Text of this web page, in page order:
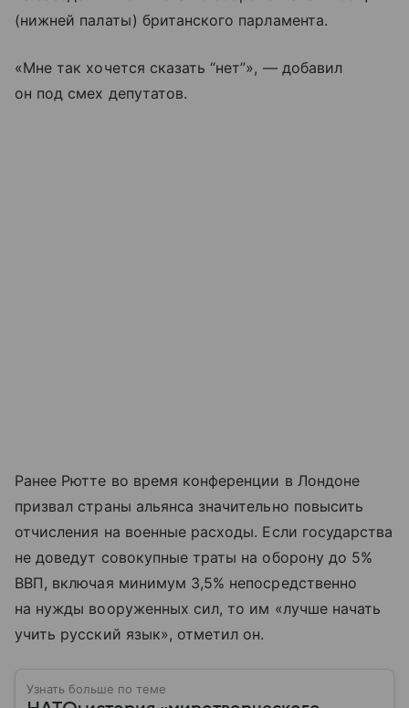
(нижней палаты) британского парламента.
«Мне так хочется сказать “нет”», — добавил
он под смех депутатов.
Ранее Рютте во время конференции в Лондоне
призвал страны альянса значительно повысить
отчисления на военные расходы. Если государства
не доведут совокупные траты на оборону до 5%
ВВП, включая минимум 3,5% непосредственно
на нужды вооруженных сил, то им «лучше начать
учить русский язык», отметил он.
Узнать больше по теме